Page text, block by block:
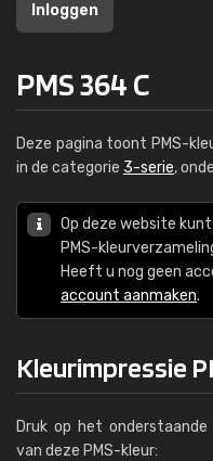
Inloggen
PMS 364 C
Deze pagina toont PMS-
in de categorie 3-serie,
Op deze website
PMS-
Heeft u nog geen
account aanmaken.
Kleurimpressie
Druk op het
van deze PMS-kleur: